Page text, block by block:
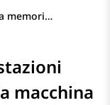
Regolazione delle impostazioni della memoria RAM della macchina virtuale
macchina